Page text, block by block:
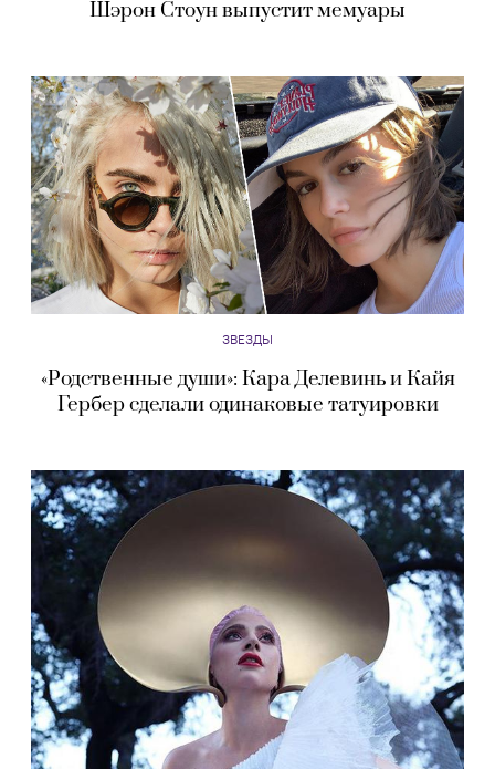
Шэрон Стоун выпустит мемуары
ЗВЕЗДЫ
«Родственные души»: Кара Делевинь и Кайя
Гербер сделали одинаковые татуировки